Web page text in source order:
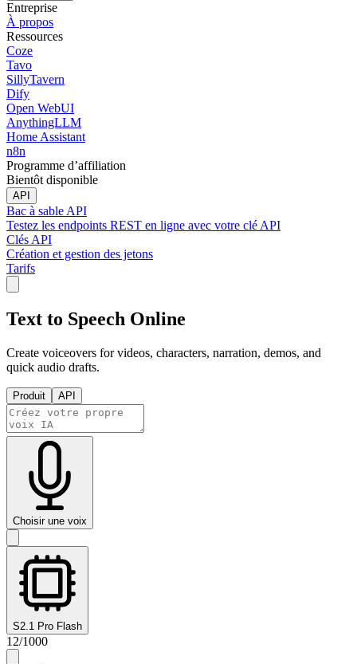
Entreprise
À propos
Ressources
Coze
Tavo
SillyTavern
Dify
Open WebUI
AnythingLLM
Home Assistant
n8n
Programme d’affiliation
Bientôt disponible
API
Bac à sable API
Testez les endpoints REST en ligne avec votre clé API
Clés API
Création et gestion des jetons
Tarifs
Text to Speech Online
Create voiceovers for videos, characters, narration, demos, and
quick audio drafts.
Produit API
Choisir une voix
S2.1 Pro Flash
12/1000